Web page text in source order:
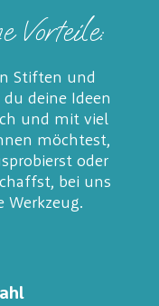
Vorteile:
Stiften und
deine Ideen
und mit viel
möchtest,
oder
bei uns
Werkzeug.